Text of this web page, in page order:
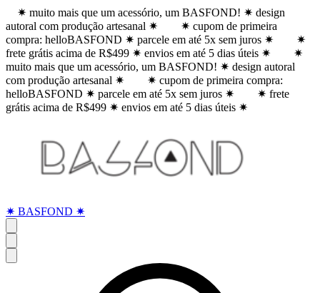
✷ muito mais que um acessório, um BASFOND! ✷ design
autoral com produção artesanal ✷
✷ cupom de primeira
compra: helloBASFOND ✷ parcele em até 5x sem juros ✷
✷
frete grátis acima de R$499 ✷ envios em até 5 dias úteis ✷
✷
muito mais que um acessório, um BASFOND! ✷ design autoral
com produção artesanal ✷
✷ cupom de primeira compra:
helloBASFOND ✷ parcele em até 5x sem juros ✷
✷ frete
grátis acima de R$499 ✷ envios em até 5 dias úteis ✷
✷ BASFOND ✷